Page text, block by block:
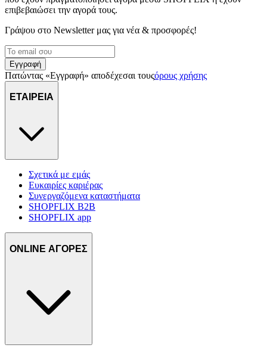
επιβεβαιώσει την αγορά τους.
Γράψου στο Νewsletter μας για νέα & προσφορές!
Εγγραφή
Πατώντας «Εγγραφή» αποδέχεσαι τουςόρους χρήσης
ΕΤΑΙΡΕΙΑ
Σχετικά με εμάς
Ευκαιρίες καριέρας
Συνεργαζόμενα καταστήματα
SHOPFLIX B2B
SHOPFLIX app
ONLINE ΑΓΟΡΕΣ